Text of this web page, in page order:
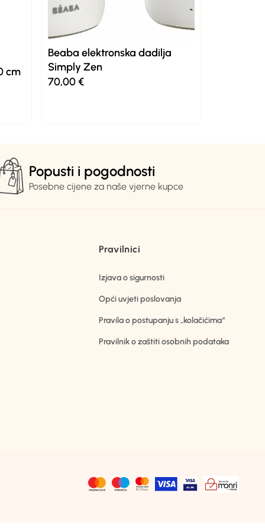
cm
Beaba elektronska dadilja
Simply Zen
70,00€
Popusti i pogodnosti
Posebne cijene za naše vjerne kupce
Pravilnici
Izjava o sigurnosti
Opći uvjeti poslovanja
Pravila o postupanju s „kolačićima“
Pravilnik o zaštiti osobnih podataka